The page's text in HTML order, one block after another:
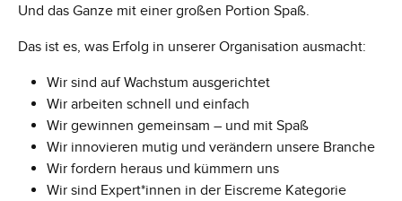
Und das Ganze mit einer großen Portion Spaß.
Das ist es, was Erfolg in unserer Organisation ausmacht:
Wir sind auf Wachstum ausgerichtet
Wir arbeiten schnell und einfach
Wir gewinnen gemeinsam – und mit Spaß
Wir innovieren mutig und verändern unsere Branche
Wir fordern heraus und kümmern uns
Wir sind Expert*innen in der Eiscreme Kategorie